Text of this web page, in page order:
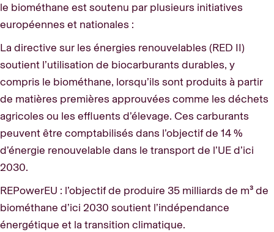
le biométhane est soutenu par plusieurs initiatives
européennes et nationales :
La directive sur les énergies renouvelables (RED II)
soutient l’utilisation de biocarburants durables, y
compris le biométhane, lorsqu’ils sont produits à partir
de matières premières approuvées comme les déchets
agricoles ou les effluents d’élevage. Ces carburants
peuvent être comptabilisés dans l’objectif de 14 %
d’énergie renouvelable dans le transport de l’UE d’ici
2030.
REPowerEU : l’objectif de produire 35 milliards de m³ de
biométhane d’ici 2030 soutient l’indépendance
énergétique et la transition climatique.